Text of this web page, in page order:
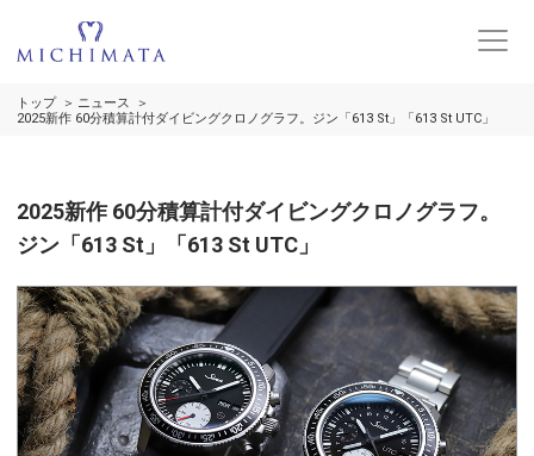
トップ
ニュース
2025新作 60分積算計付ダイビングクロノグラフ。ジン「613 St」「613 St UTC」
2025新作 60分積算計付ダイビングクロノグラフ。
ジン「613 St」「613 St UTC」